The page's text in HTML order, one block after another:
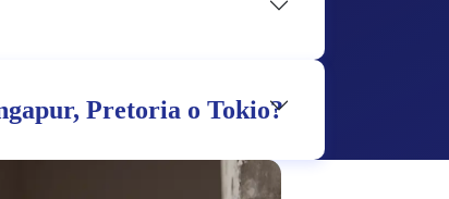
Pretoria o Tokio?